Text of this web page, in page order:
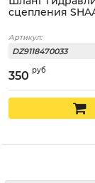
сцепления
Артикул:
DZ9118470033
350 руб